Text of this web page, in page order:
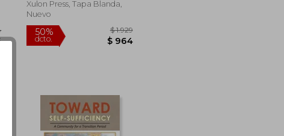
Xulon Press, Tapa Blanda,
Nuevo